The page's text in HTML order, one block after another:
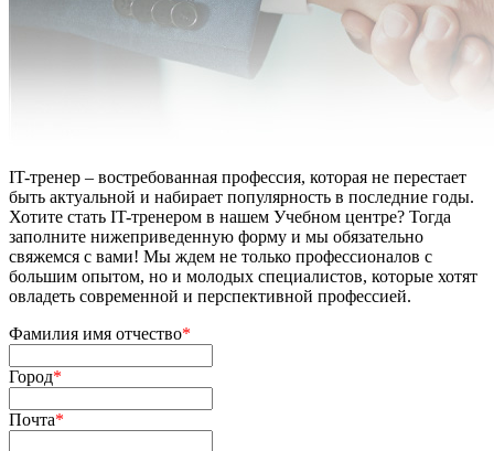
IT-тренер – востребованная профессия, которая не перестает
быть актуальной и набирает популярность в последние годы.
Хотите стать IT-тренером в нашем Учебном центре? Тогда
заполните нижеприведенную форму и мы обязательно
свяжемся с вами! Мы ждем не только профессионалов с
большим опытом, но и молодых специалистов, которые хотят
овладеть современной и перспективной профессией.
Фамилия имя отчество*
Город*
Почта*